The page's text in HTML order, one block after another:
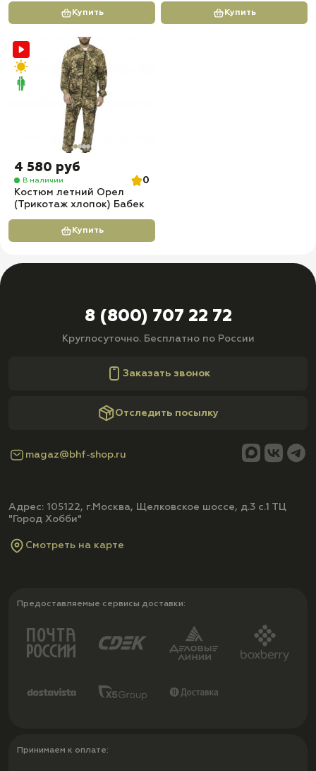
Купить Купить
4 580 руб
В наличии
0
Костюм летний Орел
(Трикотаж хлопок) Бабек
Купить
8 (800) 707 22 72
Круглосуточно. Бесплатно по России
Заказать звонок
Отследить посылку
magaz@bhf-shop.ru
Адрес: 105122, г.Москва, Щелковское шоссе, д.3 с.1 ТЦ
"Город Хобби"
Смотреть на карте
Предоставляемые сервисы доставки:
Принимаем к оплате: